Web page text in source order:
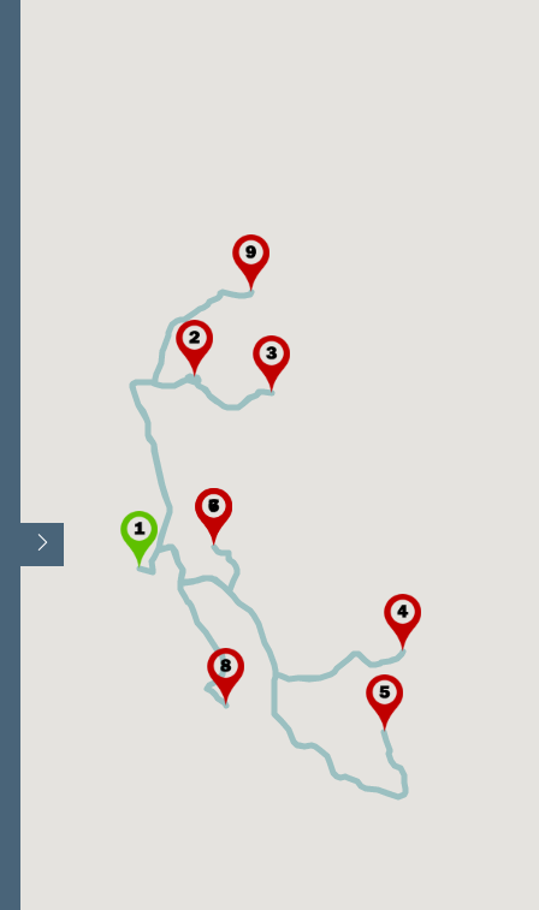
Άνοιγμα/Κλείσιμο υπομνήματος